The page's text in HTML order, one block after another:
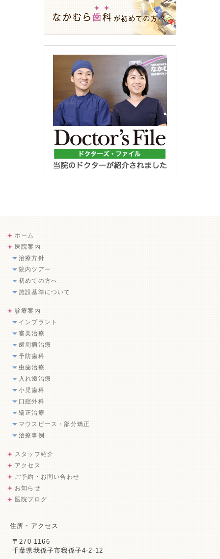
ホーム
医院案内
治療方針
院内ツアー
初めての方へ
施設基準について
診療案内
インプラント
審美治療
歯周病治療
予防歯科
虫歯治療
入れ歯治療
小児歯科
口腔外科
矯正治療
マウスピース・部分矯正
治療事例
スタッフ紹介
アクセス
ご予約・お問い合わせ
お知らせ
医院ブログ
住所・アクセス
〒270-1166
千葉県我孫子市我孫子4-2-12